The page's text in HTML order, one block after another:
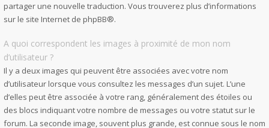
partager une nouvelle traduction. Vous trouverez plus d’informations
sur le site Internet de phpBB®.
A quoi correspondent les images à proximité de mon nom
d’utilisateur ?
Il y a deux images qui peuvent être associées avec votre nom
d’utilisateur lorsque vous consultez les messages d’un sujet. L’une
d’elles peut être associée à votre rang, généralement des étoiles ou
des blocs indiquant votre nombre de messages ou votre statut sur le
forum. La seconde image, souvent plus grande, est connue sous le nom